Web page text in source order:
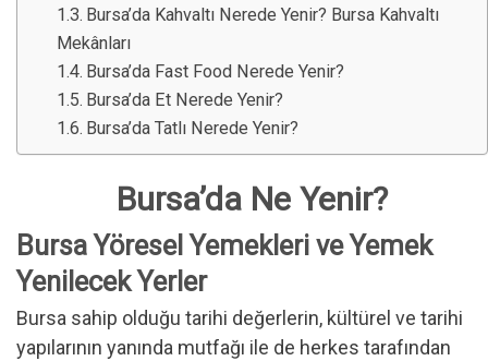
Bursa’da Kahvaltı Nerede Yenir? Bursa Kahvaltı
Mekânları
Bursa’da Fast Food Nerede Yenir?
Bursa’da Et Nerede Yenir?
Bursa’da Tatlı Nerede Yenir?
Bursa’da Ne Yenir?
Bursa Yöresel Yemekleri ve Yemek
Yenilecek Yerler
Bursa sahip olduğu tarihi değerlerin, kültürel ve tarihi
yapılarının yanında mutfağı ile de herkes tarafından